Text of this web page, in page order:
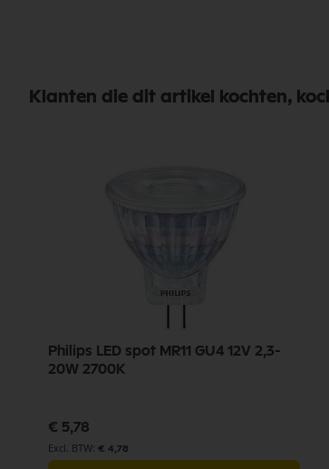
Klanten die dit artikel kochten,
Philips LED spot MR11 GU4 12V 2,3-
20W 2700K
€ 5,78
€ 4,78